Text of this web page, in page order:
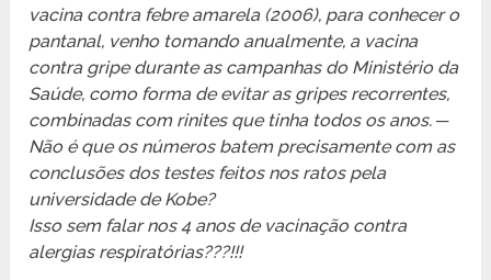
vacina contra febre amarela (2006), para conhecer o
pantanal, venho tomando anualmente, a vacina
contra gripe durante as campanhas do Ministério da
Saúde, como forma de evitar as gripes recorrentes,
combinadas com rinites que tinha todos os anos. ─
Não é que os números batem precisamente com as
conclusões dos testes feitos nos ratos pela
universidade de Kobe?
Isso sem falar nos 4 anos de vacinação contra
alergias respiratórias???!!!